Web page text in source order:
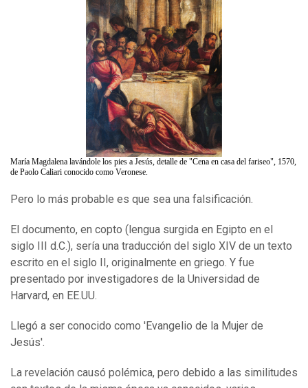
María Magdalena lavándole los pies a Jesús, detalle de "Cena en casa del fariseo", 1570,
de Paolo Caliari conocido como Veronese.
Pero lo más probable es que sea una falsificación.
El documento, en copto (lengua surgida en Egipto en el
siglo III d.C.), sería una traducción del siglo XIV de un texto
escrito en el siglo II, originalmente en griego. Y fue
presentado por investigadores de la Universidad de
Harvard, en EE.UU.
Llegó a ser conocido como 'Evangelio de la Mujer de
Jesús'.
La revelación causó polémica, pero debido a las similitudes